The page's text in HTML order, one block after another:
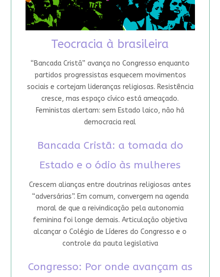
Teocracia à brasileira
“Bancada Cristã” avança no Congresso enquanto
partidos progressistas esquecem movimentos
sociais e cortejam lideranças religiosas. Resistência
cresce, mas espaço cívico está ameaçado.
Feministas alertam: sem Estado laico, não há
democracia real
Bancada Cristã: a tomada do
Estado e o ódio às mulheres
Crescem alianças entre doutrinas religiosas antes
“adversárias”. Em comum, convergem na agenda
moral de que a reivindicação pela autonomia
feminina foi longe demais. Articulação objetiva
alcançar o Colégio de Líderes do Congresso e o
controle da pauta legislativa
Congresso: Por onde avançam as